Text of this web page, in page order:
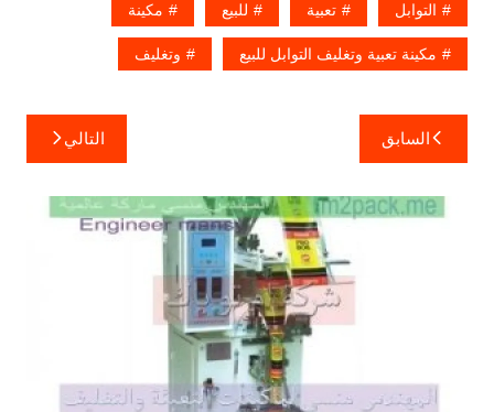
التوابل تعبية للبيع مكينة
مكينة تعبية وتغليف التوابل للبيع وتغليف
تصفّح
المقالات
السابق التالي